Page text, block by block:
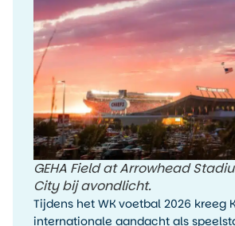
GEHA Field at Arrowhead
City bij avondlicht.
Tijdens het WK voetbal 2026 kreeg
internationale aandacht als